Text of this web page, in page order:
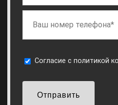
Cогласие сполитикой
Отправить